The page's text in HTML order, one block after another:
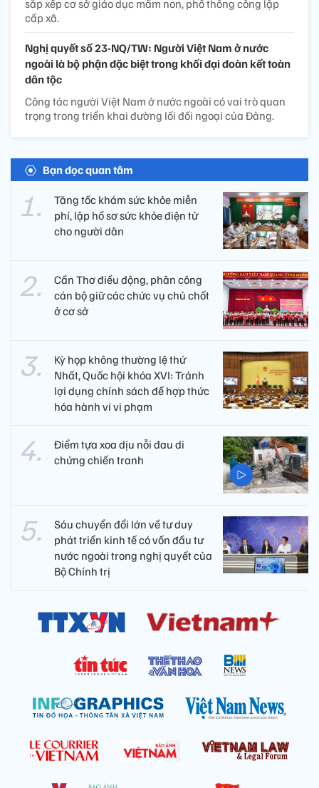
sắp xếp cơ sở giáo dục mầm non, phổ thông công lập
cấp xã.
Nghị quyết số 23-NQ/TW: Người Việt Nam ở nước
ngoài là bộ phận đặc biệt trong khối đại đoàn kết toàn
dân tộc
Công tác người Việt Nam ở nước ngoài có vai trò quan
trọng trong triển khai đường lối đối ngoại của Đảng.
Bạn đọc quan tâm
Tăng tốc khám sức khỏe miễn
phí, lập hồ sơ sức khỏe điện tử
cho người dân
Cần Thơ điều động, phân công
cán bộ giữ các chức vụ chủ chốt
ở cơ sở
Kỳ họp không thường lệ thứ
Nhất, Quốc hội khóa XVI: Tránh
lợi dụng chính sách để hợp thức
hóa hành vi vi phạm
Điểm tựa xoa dịu nỗi đau di
chứng chiến tranh
Sáu chuyển đổi lớn về tư duy
phát triển kinh tế có vốn đầu tư
nước ngoài trong nghị quyết của
Bộ Chính trị